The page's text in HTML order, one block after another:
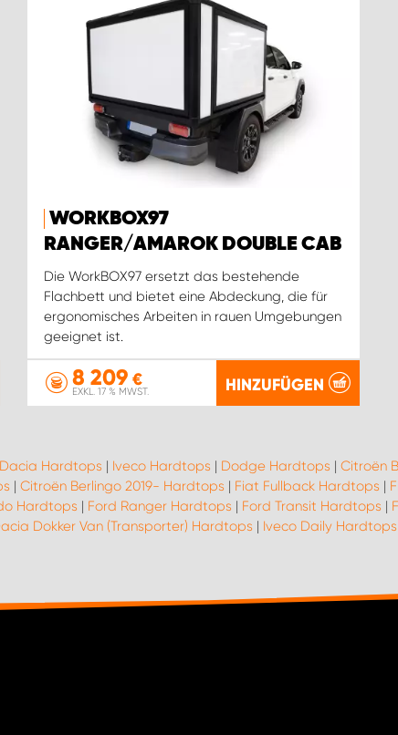
WORKBOX97
RANGER/AMAROK DOUBLE CAB
Die WorkBOX97 ersetzt das bestehende
Flachbett und bietet eine Abdeckung, die für
ergonomisches Arbeiten in rauen Umgebungen
geeignet ist.
8 209€
EXKL. 17 % MWST. HINZUFÜGEN
Dacia Hardtops | Iveco Hardtops | Dodge Hardtops | Citroën
| Citroën Berlingo 2019- Hardtops | Fiat Fullback Hardtops |
Hardtops | Ford Ranger Hardtops | Ford Transit Hardtops |
Dokker Van (Transporter) Hardtops | Iveco Daily Hardtops